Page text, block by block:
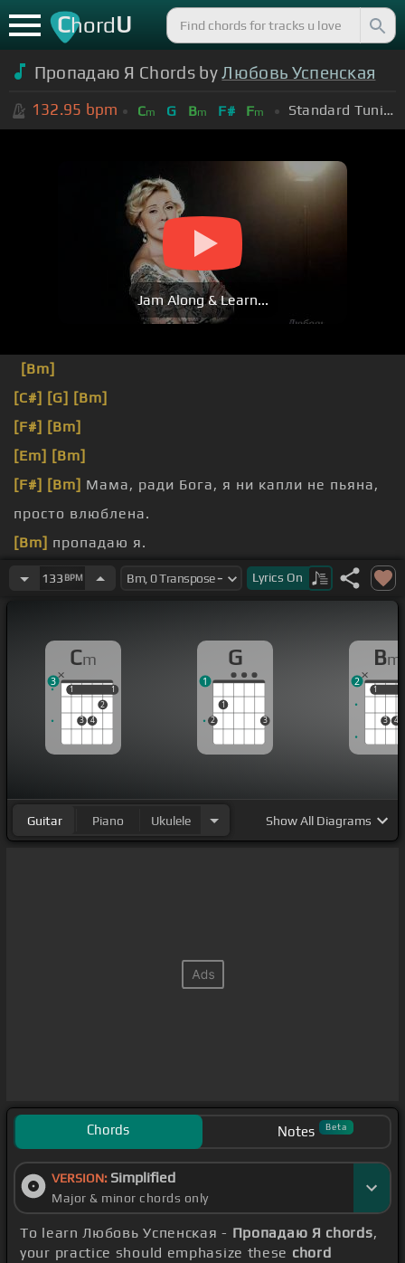
ChordU
Пропадаю Я Chords byЛюбовь Успенская
132.95 bpm Cm G Bm F# Fm Standard Tuning (EADGBE)
Jam Along & Learn...
[Bm]
[C#] [G] [Bm]
[F#] [Bm]
[Em] [Bm]
[F#] [Bm] Мама, ради Бога, я ни капли не пьяна,
просто влюблена.
[Bm] пропадаю я.
[Bm]Мама, вытрись слезы, а иначе быть
133 BPM Lyrics On
Cm
1
3 4
2
1
1 1
3
G
2
1
3
1
Bm
1
3 4
1
2
Guitar Piano Ukulele ShowAll Diagrams
Chords Notes Beta
VERSION: Simplified
Major & minor chords only
To learn Любовь Успенская - Пропадаю Я chords,
your practice should emphasize these chord